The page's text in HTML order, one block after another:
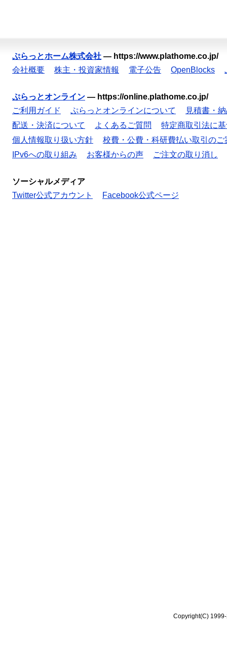
ぷらっとホーム株式会社 — https://www.plathome.co.jp/
会社概要
株主・投資家情報 電子公告 OpenBlocks
ぷらっとオンライン — https://online.plathome.co.jp/
ご利用ガイド
ぷらっとオンラインについて
見積書・
配送・決済について
よくあるご質問
特定商取引法に
個人情報取り扱い方針
校費・公費・科研費払い取引のご
IPv6への取り組み
お客様からの声 ご注文の取り消し
ソーシャルメディア
Twitter公式アカウント
Facebook公式ページ
Copyright(C)